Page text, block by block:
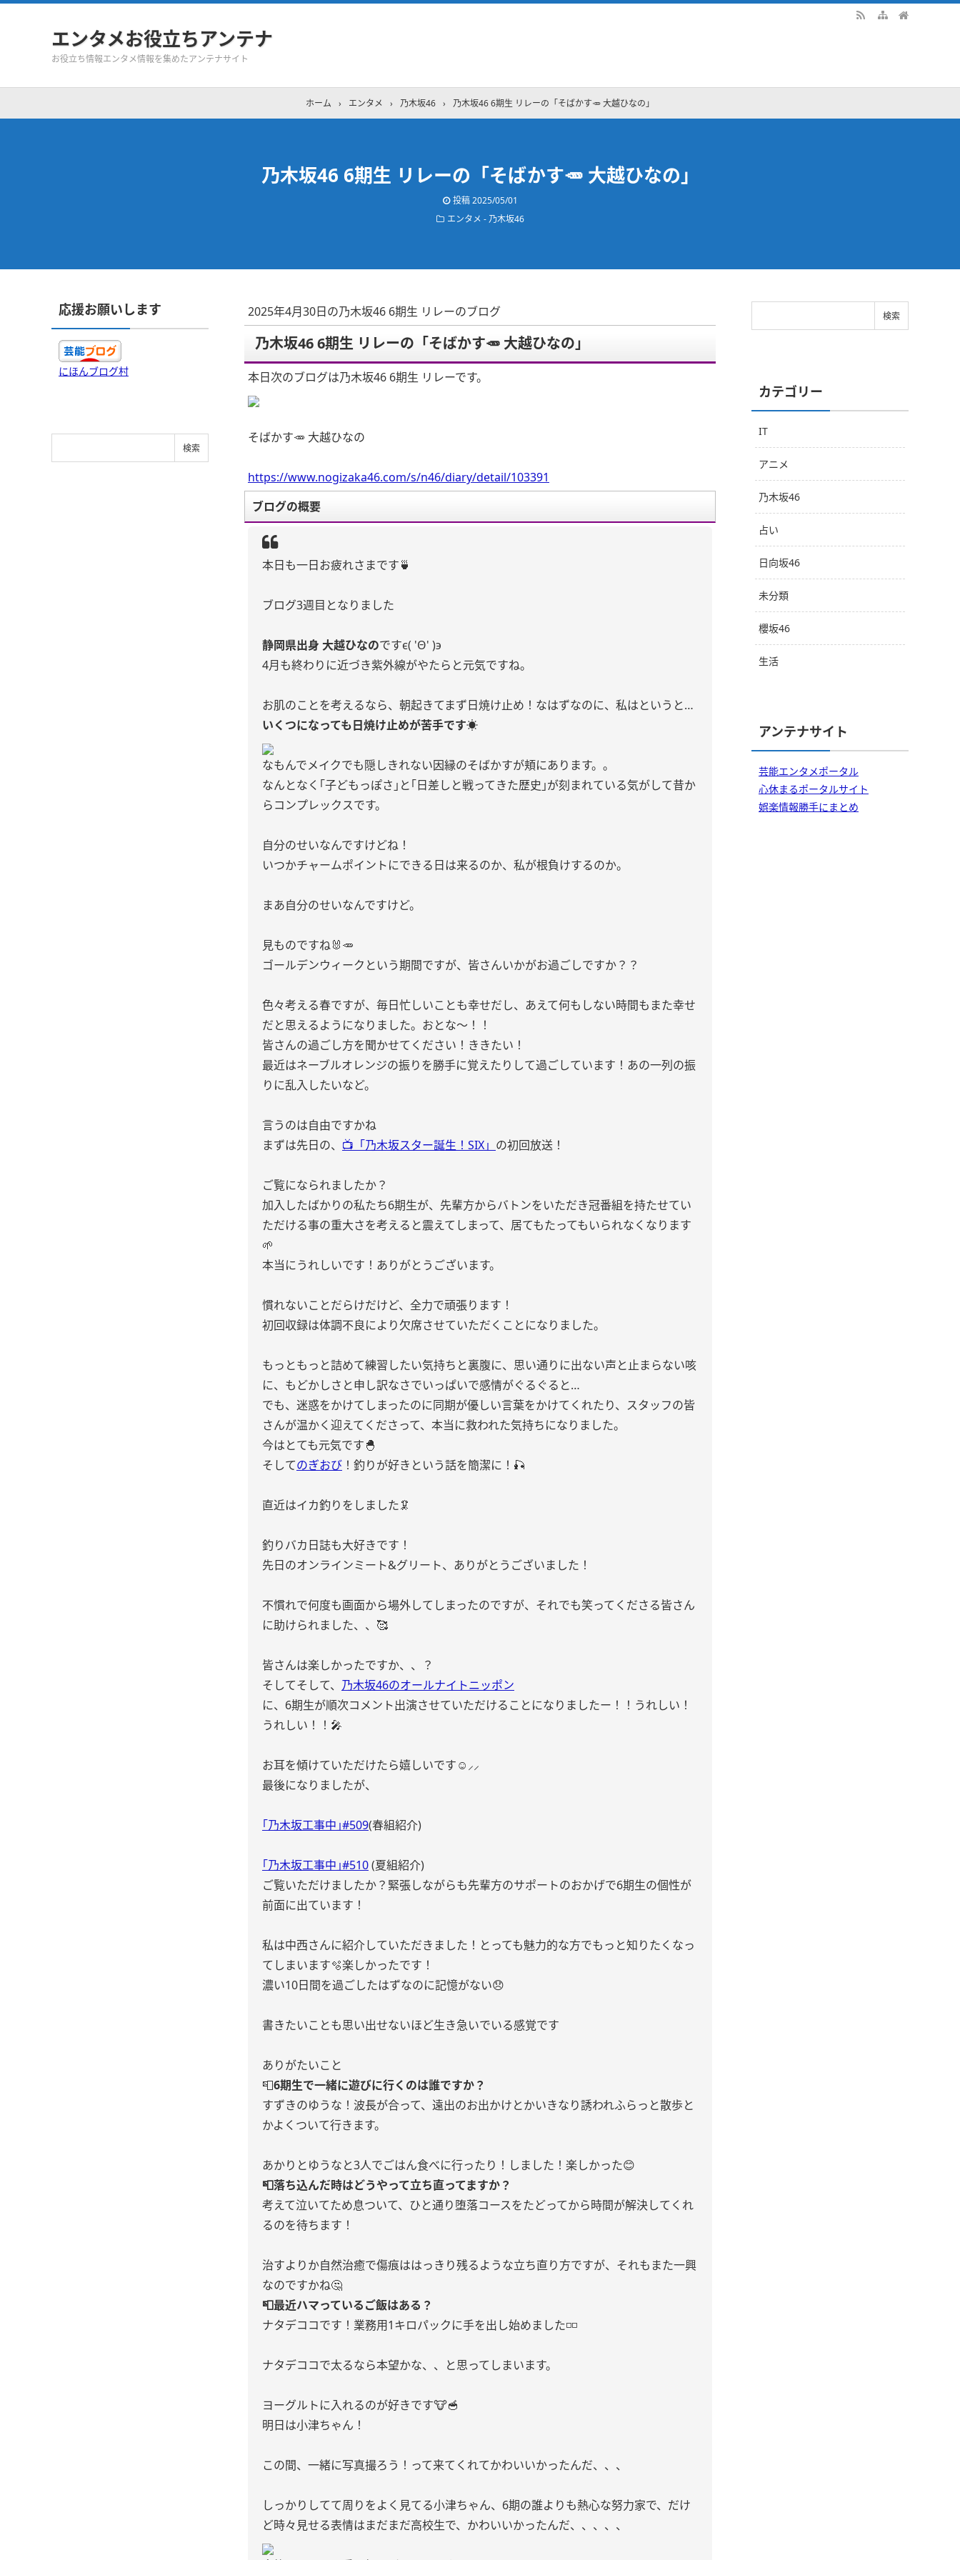
エンタメお役立ちアンテナ
お役立ち情報エンタメ情報を集めたアンテナサイト
ホーム › エンタメ › 乃木坂46 › 乃木坂46 6期生 リレーの「そばかす🥕 大越ひなの」
乃木坂46 6期生 リレーの「そばかす🥕 大越ひなの」
投稿2025/05/01
エンタメ - 乃木坂46
2025年4月30日の乃木坂46 6期生 リレーのブログ
乃木坂46 6期生 リレーの「そばかす🥕 大越ひなの」
本日次のブログは乃木坂46 6期生 リレーです。
そばかす🥕 大越ひなの
https://www.nogizaka46.com/s/n46/diary/detail/103391
ブログの概要
本日も一日お疲れさまです🍵
ブログ3週目となりました
静岡県出身 大越ひなのですϵ( 'Θ' )϶
4月も終わりに近づき紫外線がやたらと元気ですね。
お肌のことを考えるなら、朝起きてまず日焼け止め！なはずなのに、私はというと…
いくつになっても日焼け止めが苦手です☀️
なもんでメイクでも隠しきれない因縁のそばかすが頬にあります。。
なんとなく｢子どもっぽさ｣と｢日差しと戦ってきた歴史｣が刻まれている気がして昔か
らコンプレックスです。
自分のせいなんですけどね！
いつかチャームポイントにできる日は来るのか、私が根負けするのか。
まあ自分のせいなんですけど。
見ものですね🐰🥕
ゴールデンウィークという期間ですが、皆さんいかがお過ごしですか？？
色々考える春ですが、毎日忙しいことも幸せだし、あえて何もしない時間もまた幸せ
だと思えるようになりました。おとな〜！！
皆さんの過ごし方を聞かせてください！ききたい！
最近はネーブルオレンジの振りを勝手に覚えたりして過ごしています！あの一列の振
りに乱入したいなど。
言うのは自由ですかね
まずは先日の、 📺「乃木坂スター誕生！SIX」 の初回放送！
ご覧になられましたか？
加入したばかりの私たち6期生が、先輩方からバトンをいただき冠番組を持たせてい
ただける事の重大さを考えると震えてしまって、居てもたってもいられなくなります
🌱‬
本当にうれしいです！ありがとうございます。
慣れないことだらけだけど、全力で頑張ります！
初回収録は体調不良により欠席させていただくことになりました。
もっともっと詰めて練習したい気持ちと裏腹に、思い通りに出ない声と止まらない咳
に、もどかしさと申し訳なさでいっぱいで感情がぐるぐると…
でも、迷惑をかけてしまったのに同期が優しい言葉をかけてくれたり、スタッフの皆
さんが温かく迎えてくださって、本当に救われた気持ちになりました。
今はとても元気です🐣
そしてのぎおび ！釣りが好きという話を簡潔に！🎣
直近はイカ釣りをしました🦑
釣りバカ日誌も大好きです！
先日のオンラインミート&グリート、ありがとうございました！
不慣れで何度も画面から場外してしまったのですが、それでも笑ってくださる皆さん
に助けられました、、🥰
皆さんは楽しかったですか、、？
そしてそして、 乃木坂46のオールナイトニッポン
に、6期生が順次コメント出演させていただけることになりましたー！！うれしい！
うれしい！！🎤
お耳を傾けていただけたら嬉しいです☺️⸝⸝
最後になりましたが、
｢乃木坂工事中｣#509(春組紹介)
｢乃木坂工事中｣#510(夏組紹介)
ご覧いただけましたか？緊張しながらも先輩方のサポートのおかげで6期生の個性が
前面に出ています！
私は中西さんに紹介していただきました！とっても魅力的な方でもっと知りたくなっ
てしまいます‪🫧‪楽しかったです！
濃い10日間を過ごしたはずなのに記憶がない😞
書きたいことも思い出せないほど生き急いでいる感覚です
ありがたいこと
📮6期生で一緒に遊びに行くのは誰ですか？
すずきのゆうな！波長が合って、遠出のお出かけとかいきなり誘われふらっと散歩と
かよくついて行きます。
あかりとゆうなと3人でごはん食べに行ったり！しました！楽しかった😊
📮落ち込んだ時はどうやって立ち直ってますか？
考えて泣いてため息ついて、ひと通り堕落コースをたどってから時間が解決してくれ
るのを待ちます！
治すよりか自然治癒で傷痕ははっきり残るような立ち直り方ですが、それもまた一興
なのですかね🤔
📮最近ハマっているご飯はある？
ナタデココです！業務用1キロパックに手を出し始めました◽️◽️
ナタデココで太るなら本望かな、、と思ってしまいます。
ヨーグルトに入れるのが好きです🐮🥣
明日は小津ちゃん！
この間、一緒に写真撮ろう！って来てくれてかわいいかったんだ、、、
しっかりしてて周りをよく見てる小津ちゃん、6期の誰よりも熱心な努力家で、だけ
ど時々見せる表情はまだまだ高校生で、かわいいかったんだ、、、、、
応援お願いします
にほんブログ村
カテゴリー
IT
アニメ
乃木坂46
占い
日向坂46
未分類
櫻坂46
生活
アンテナサイト
芸能エンタメポータル
心休まるポータルサイト
娯楽情報勝手にまとめ